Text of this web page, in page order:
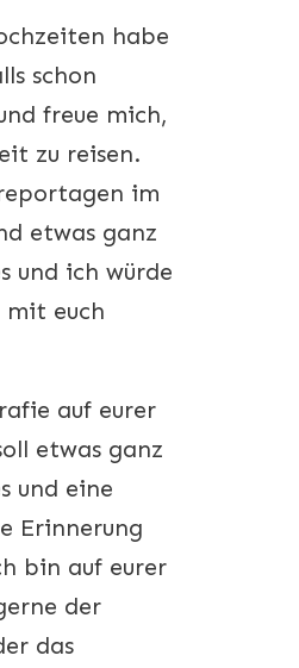
habe
schon
freue mich,
zu reisen.
im
etwas ganz
und ich würde
mit euch
auf eurer
etwas ganz
und eine
Erinnerung
bin auf eurer
der
das